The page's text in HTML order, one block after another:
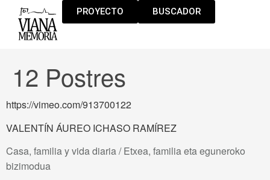
PROYECTO BUSCADOR
12 Postres
https://vimeo.com/913700122
VALENTÍN ÁUREO ICHASO RAMÍREZ
Casa, familia y vida diaria / Etxea, familia eta eguneroko
bizimodua